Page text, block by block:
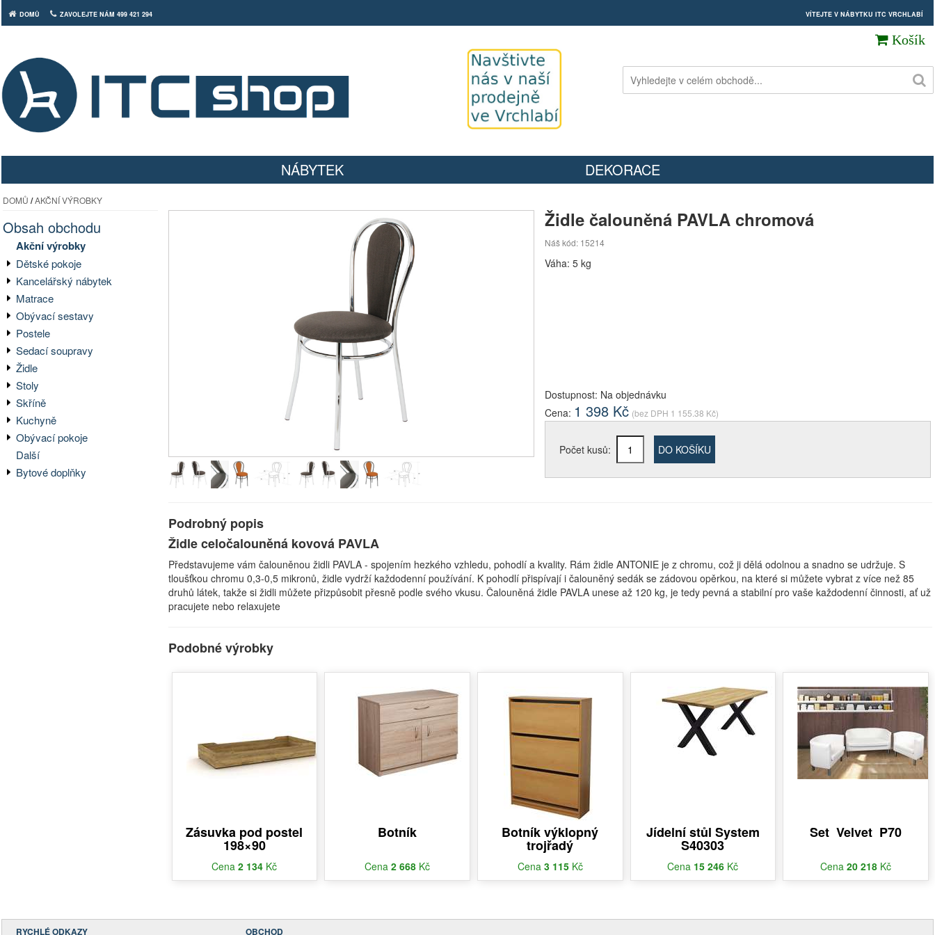
DOMŮ ZAVOLEJTE NÁM 499 421 294 VÍTEJTE V NÁBYTKU ITC VRCHLABÍ
Košík
NÁBYTEK DEKORACE
DOMŮ /AKČNÍ VÝROBKY
Obsah obchodu
Akční výrobky
Dětské pokoje
Kancelářský nábytek
Matrace
Obývací sestavy
Postele
Sedací soupravy
Židle
Stoly
Skříně
Kuchyně
Obývací pokoje
Další
Bytové doplňky
Židle čalouněná PAVLA chromová
Náš kód: 15214
Váha: 5 kg
Dostupnost: Na objednávku
Cena: 1 398 Kč (bez DPH 1 155.38 Kč)
Počet kusů: DO KOŠÍKU
Podrobný popis
Židle celočalouněná kovová PAVLA
Představujeme vám čalouněnou židli PAVLA - spojením hezkého vzhledu, pohodlí a kvality. Rám židle ANTONIE je z chromu, což ji dělá odolnou a snadno se udržuje. S
tloušťkou chromu 0,3-0,5 mikronů, židle vydrží každodenní používání. K pohodlí přispívají i čalouněný sedák se zádovou opěrkou, na které si můžete vybrat z více než 85
druhů látek, takže si židli můžete přizpůsobit přesně podle svého vkusu. Čalouněná židle PAVLA unese až 120 kg, je tedy pevná a stabilní pro vaše každodenní činnosti, ať už
pracujete nebo relaxujete
Podobné výrobky
Zásuvka pod postel
198×90
Cena2 134 Kč
Botník
Cena2 668 Kč
Botník výklopný
trojřadý
Cena 3 115 Kč
Jídelní stůl System
S40303
Cena 15 246 Kč
Set Velvet P70
Cena20 218 Kč
RYCHLÉ ODKAZY OBCHOD